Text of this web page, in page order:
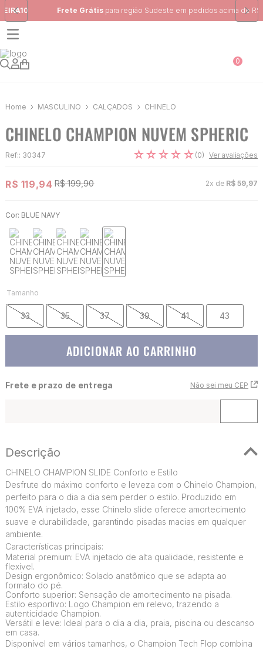
Frete Grátispara região Sudeste em pedidos acima de R$ 399,00
0
MASCULINO CALÇADOS CHINELO
CHINELO CHAMPION NUVEM SPHERIC
Ref:: 30347 ☆☆☆☆ ☆ (0) Ver avaliações
R$ 119,94 R$ 199,90 2x de R$ 59 97
Cor: BLUE NAVY
Tamanho
33 35 37 39 41 43
ADICIONAR AO CARRINHO
Frete e prazo de entrega Não sei meu CEP
Descrição
CHINELO CHAMPION SLIDE Conforto e Estilo
Desfrute do máximo conforto e leveza com o Chinelo Champion,
perfeito para o dia a dia sem perder o estilo. Produzido em
100% EVA injetado, esse Chinelo slide oferece amortecimento
suave e durabilidade, garantindo pisadas macias em qualquer
ambiente.
Características principais:
Material premium: EVA injetado de alta qualidade, resistente e
flexível.
Design ergonômico: Solado anatômico que se adapta ao
formato do pé.
Conforto superior: Sensação de amortecimento na pisada.
Estilo esportivo: Logo Champion em relevo, trazendo a
autenticidade Champion.
Versátil e leve: Ideal para o dia a dia, praia, piscina ou descanso
em casa.
Disponível em vários tamanhos, o Champion Tech Flop combina